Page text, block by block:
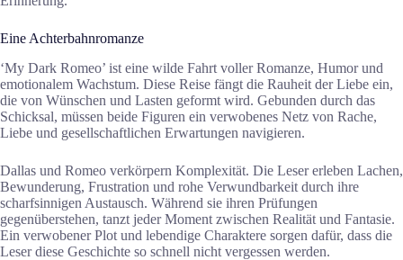
Eine Achterbahnromanze
‘My Dark Romeo’ ist eine wilde Fahrt voller Romanze, Humor und
emotionalem Wachstum. Diese Reise fängt die Rauheit der Liebe ein,
die von Wünschen und Lasten geformt wird. Gebunden durch das
Schicksal, müssen beide Figuren ein verwobenes Netz von Rache,
Liebe und gesellschaftlichen Erwartungen navigieren.
Dallas und Romeo verkörpern Komplexität. Die Leser erleben Lachen,
Bewunderung, Frustration und rohe Verwundbarkeit durch ihre
scharfsinnigen Austausch. Während sie ihren Prüfungen
gegenüberstehen, tanzt jeder Moment zwischen Realität und Fantasie.
Ein verwobener Plot und lebendige Charaktere sorgen dafür, dass die
Leser diese Geschichte so schnell nicht vergessen werden.